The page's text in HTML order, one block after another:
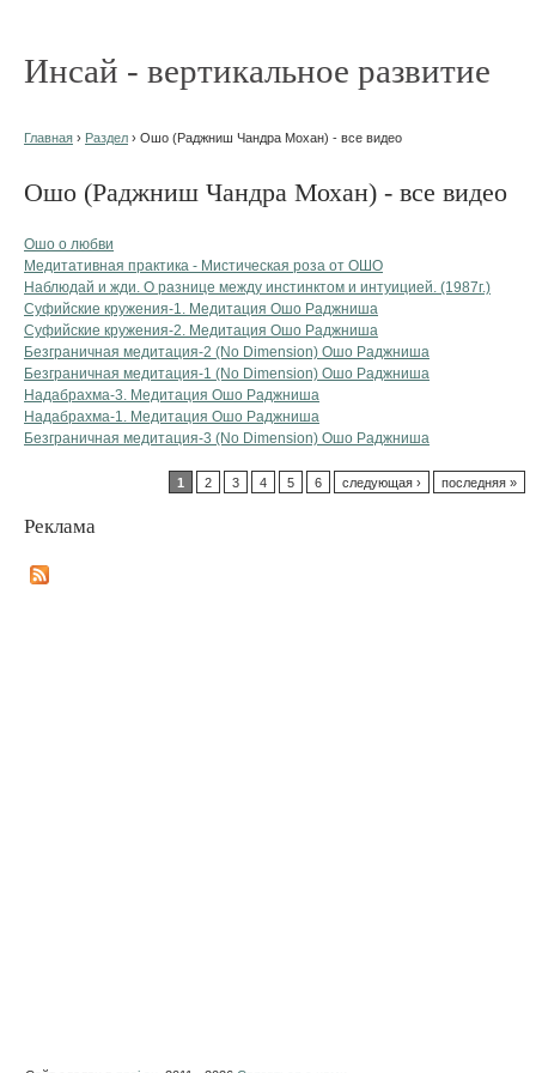
Инсай - вертикальное развитие
Главная › Раздел › Ошо (Раджниш Чандра Мохан) - все видео
Ошо (Раджниш Чандра Мохан) - все видео
Ошо о любви
Медитативная практика - Мистическая роза от ОШО
Наблюдай и жди. О разнице между инстинктом и интуицией. (1987г.)
Суфийские кружения-1. Медитация Ошо Раджниша
Суфийские кружения-2. Медитация Ошо Раджниша
Безграничная медитация-2 (No Dimension) Ошо Раджниша
Безграничная медитация-1 (No Dimension) Ошо Раджниша
Надабрахма-3. Медитация Ошо Раджниша
Надабрахма-1. Медитация Ошо Раджниша
Безграничная медитация-3 (No Dimension) Ошо Раджниша
1 2 3 4 5 6 следующая › последняя »
Реклама